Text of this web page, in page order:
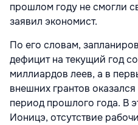
прошлом году не смогли
заявил экономист.
По его словам,
дефицит на текущий год
миллиардов леев, а в
внешних грантов
период прошлого года. В
Ионицэ, отсутствие